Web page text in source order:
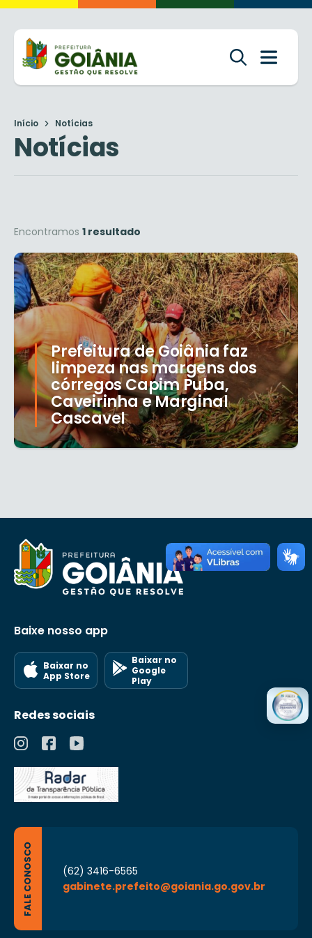
Início Notícias
Notícias
Encontramos 1 resultado
Prefeitura de Goiânia faz
limpeza nas margens dos
córregos Capim Puba,
Caveirinha e Marginal
Cascavel
Baixe nosso app
Baixar no
App Store
Baixar no
Google
Play
Redes sociais
FALE CONOSCO
(62) 3416-6565
gabinete.prefeito@goiania.go.gov.br